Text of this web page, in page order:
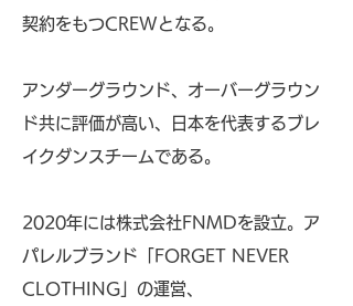
契約をもつCREWとなる。
アンダーグラウンド、オーバーグラウン
ド共に評価が高い、日本を代表するブレ
イクダンスチームである。
2020年には株式会社FNMDを設立。ア
パレルブランド「FORGET NEVER
CLOTHING」の運営、